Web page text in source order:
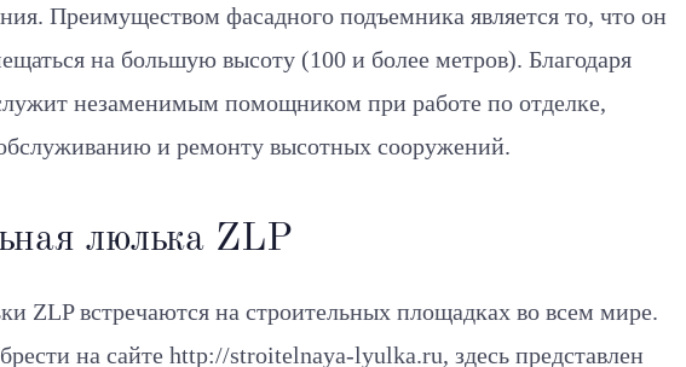
Преимуществом фасадного подъемника является то, что он
на большую высоту (100 и более метров). Благодаря
незаменимым помощником при работе по отделке,
обслуживанию и ремонту высотных сооружений.
люлька ZLP
ZLP встречаются на строительных площадках во всем мире.
на сайте http://stroitelnaya-lyulka.ru, здесь представлен